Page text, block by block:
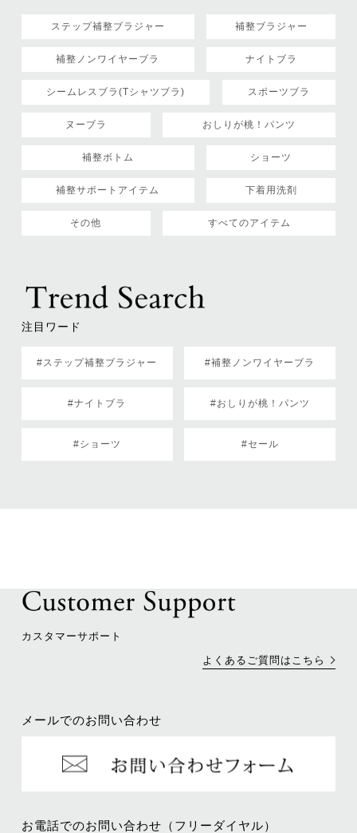
ステップ補整ブラジャー 補整ブラジャー
補整ノンワイヤーブラ ナイトブラ
シームレスブラ(Tシャツブラ) スポーツブラ
ヌーブラ おしりが桃！パンツ
補整ボトム ショーツ
補整サポートアイテム 下着用洗剤
その他 すべてのアイテム
注目ワード
#ステップ補整ブラジャー #補整ノンワイヤーブラ
#ナイトブラ #おしりが桃！パンツ
#ショーツ #セール
カスタマーサポート
よくあるご質問はこちら
メールでのお問い合わせ
お電話でのお問い合わせ（フリーダイヤル）